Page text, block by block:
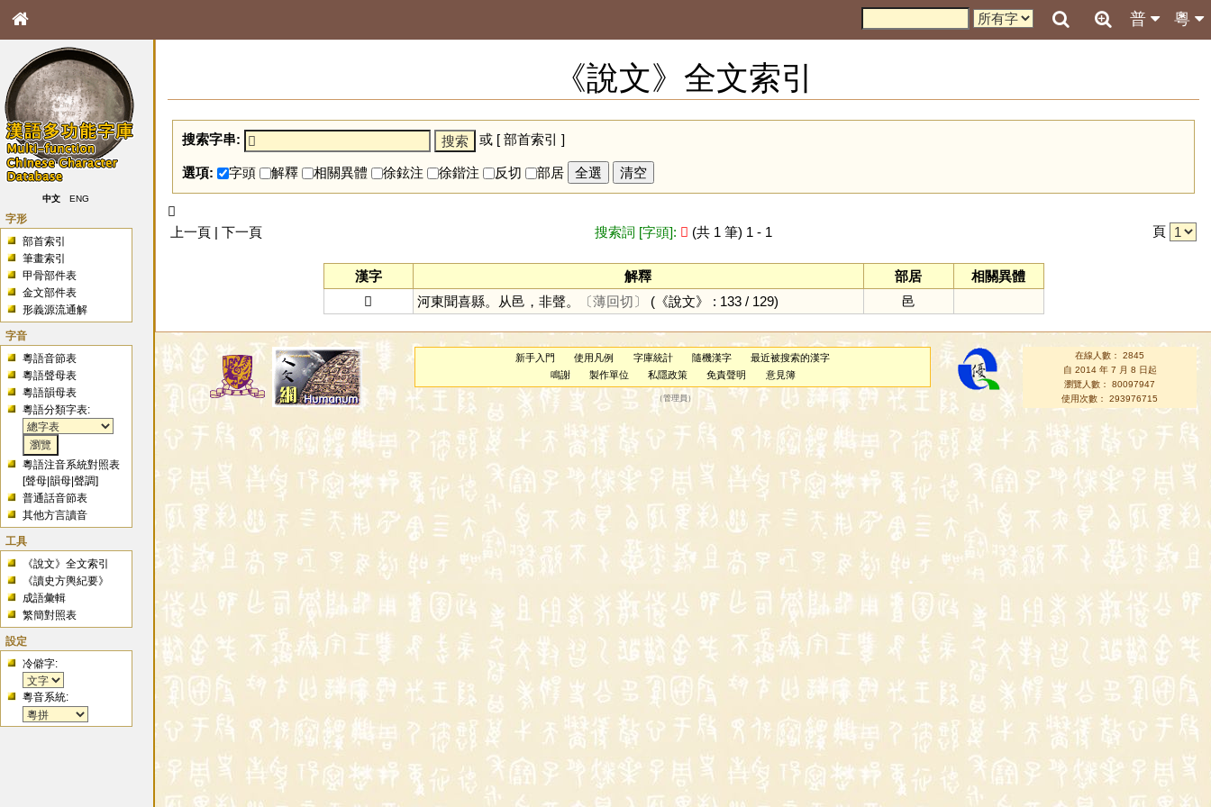
粵
普
中文 ENG
字形
部首索引
筆畫索引
甲骨部件表
金文部件表
形義源流通解
字音
粵語音節表
粵語聲母表
粵語韻母表
粵語分類字表:
粵語注音系統對照表
[聲母 |韻母 |聲調]
普通話音節表
其他方言讀音
工具
《說文》全文索引
《讀史方輿紀要》
成語彙輯
繁簡對照表
設定
冷僻字:
粵音系統:
《說文》全文索引
搜索字串: 或 [ 部首索引 ]
選項: 字頭 解釋 相關異體 徐鉉注 徐鍇注 反切 部居 全選 清空
𨛬
上一頁 | 下一頁
搜索詞 [字頭]: 𨛬 (共 1 筆) 1 - 1 頁
漢字 解釋 部居
相關異體
𨛬
河東聞喜縣。从邑，非聲。 〔薄回切〕 (《說文》 : 133 / 129) 邑
新手入門 使用凡例 字庫統計 隨機漢字
最近被搜索的漢字
鳴謝
製作單位 私隱政策 免責聲明 意見簿
（管理員 ）
在線人數： 2845
自 2014 年 7 月 8 日起
瀏覽人數： 80097947
使用次數： 293976715